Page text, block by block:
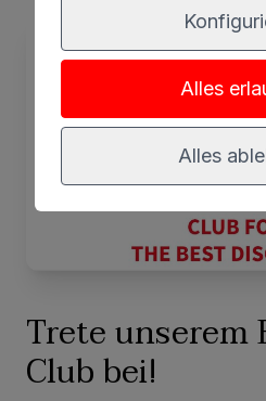
Trete unserem
Club bei!
Alles
Alles